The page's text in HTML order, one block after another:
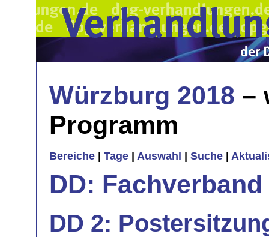
Würzburg 2018 –
Programm
Bereiche Tage Auswahl Suche
DD:
DD 2: